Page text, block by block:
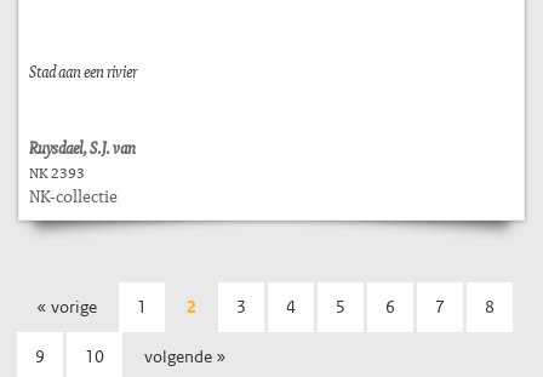
Stad aan een rivier
Ruysdael, S.J. van
NK 2393
NK-collectie
« vorige 1 2 3 4 5 6 7 8
9 10 volgende »